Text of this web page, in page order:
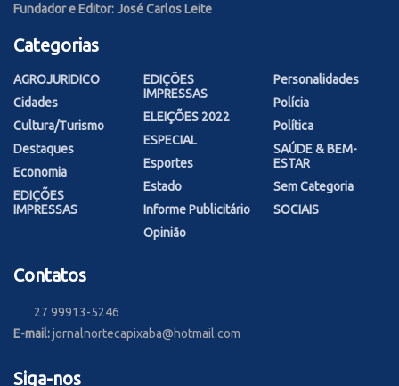
Fundador e Editor: José Carlos Leite
Categorias
AGROJURIDICO
Cidades
Cultura/Turismo
Destaques
Economia
EDIÇÕES
IMPRESSAS
EDIÇÕES
IMPRESSAS
ELEIÇÕES 2022
ESPECIAL
Esportes
Estado
Informe Publicitário
Opinião
Personalidades
Polícia
Política
SAÚDE & BEM-
ESTAR
Sem Categoria
SOCIAIS
Contatos
27 99913-5246
E-mail:jornalnortecapixaba@hotmail.com
Siga-nos